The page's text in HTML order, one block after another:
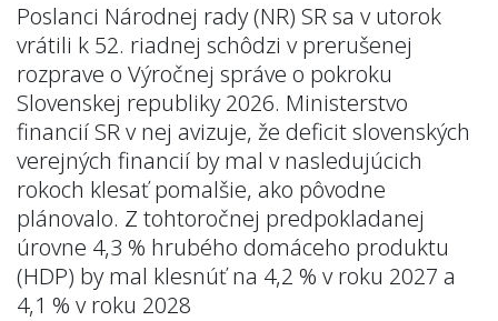
Poslanci Národnej rady (NR) SR sa v utorok
vrátili k 52. riadnej schôdzi v prerušenej
rozprave o Výročnej správe o pokroku
Slovenskej republiky 2026. Ministerstvo
financií SR v nej avizuje, že deficit slovenských
verejných financií by mal v nasledujúcich
rokoch klesať pomalšie, ako pôvodne
plánovalo. Z tohtoročnej predpokladanej
úrovne 4,3 % hrubého domáceho produktu
(HDP) by mal klesnúť na 4,2 % v roku 2027 a
4,1 % v roku 2028